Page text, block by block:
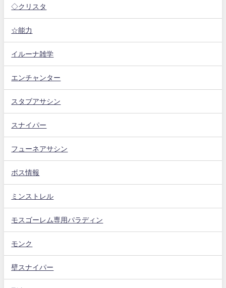
◇クリスタ
☆能力
イルーナ雑学
エンチャンター
スタブアサシン
スナイパー
フューネアサシン
ボス情報
ミンストレル
モスゴーレム専用パラディン
モンク
壁スナイパー